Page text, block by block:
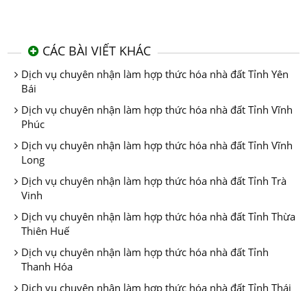
CÁC BÀI VIẾT KHÁC
Dịch vụ chuyên nhận làm hợp thức hóa nhà đất Tỉnh Yên
Bái
Dịch vụ chuyên nhận làm hợp thức hóa nhà đất Tỉnh Vĩnh
Phúc
Dịch vụ chuyên nhận làm hợp thức hóa nhà đất Tỉnh Vĩnh
Long
Dịch vụ chuyên nhận làm hợp thức hóa nhà đất Tỉnh Trà
Vinh
Dịch vụ chuyên nhận làm hợp thức hóa nhà đất Tỉnh Thừa
Thiên Huế
Dịch vụ chuyên nhận làm hợp thức hóa nhà đất Tỉnh
Thanh Hóa
Dịch vụ chuyên nhận làm hợp thức hóa nhà đất Tỉnh Thái